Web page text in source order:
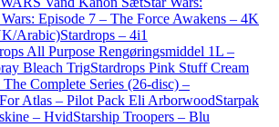
Wars: Episode 7 – The Force Awakens – 4K
Arabic)Stardrops – 4i1
All Purpose Rengøringsmiddel 1L –
Bleach TrigStardrops Pink Stuff Cream
Complete Series (26-disc) –
Atlas – Pilot Pack Eli ArborwoodStarpak
– HvidStarship Troopers – Blu